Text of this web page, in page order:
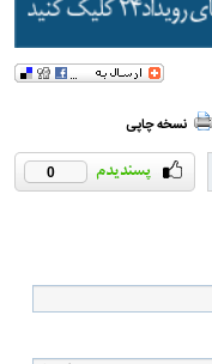
نسخه چاپی
0